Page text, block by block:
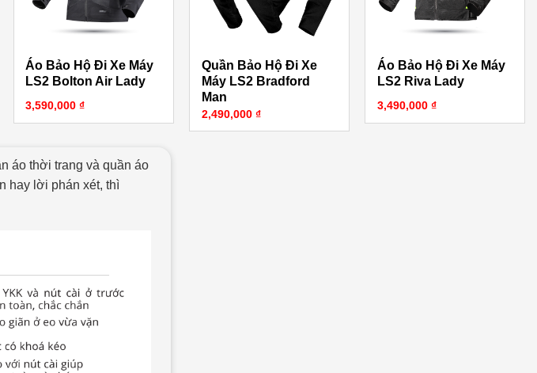
Áo Bảo Hộ Đi Xe Máy
LS2 Bolton Air Lady
3,590,000₫
Quần Bảo Hộ Đi Xe
Máy LS2 Bradford
Man
2,490,000 ₫
Áo Bảo Hộ Đi Xe Máy
LS2 Riva Lady
3,490,000 ₫
áo thời trang và quần áo
hay lời phán xét, thì